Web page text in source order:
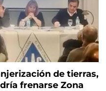
de tierras,
frenarse Zona